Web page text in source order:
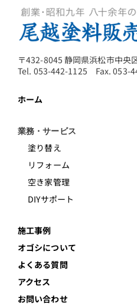
〒432-8045 静岡県浜松市中央
Tel. 053-442-1125 Fax. 053-
ホーム
業務・サービス
塗り替え
リフォーム
空き家管理
DIYサポート
施工事例
オゴシについて
よくある質問
アクセス
お問い合わせ